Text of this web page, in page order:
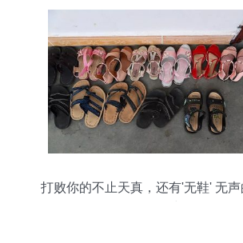
打败你的不止天真，还有'无鞋' 无